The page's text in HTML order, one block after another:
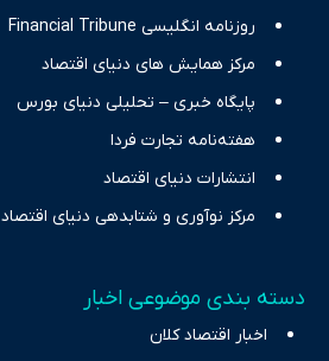
روزنامه انگلیسی Financial Tribune
مرکز همایش های دنیای اقتصاد
پایگاه خبری – تحلیلی دنیای بورس
هفته‌نامه تجارت فردا
انتشارات دنیای اقتصاد
مرکز نوآوری و شتابدهی دنیای اقتصاد
دسته بندی موضوعی اخبار
اخبار اقتصاد کلان